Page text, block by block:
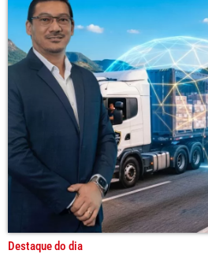
Destaque do dia